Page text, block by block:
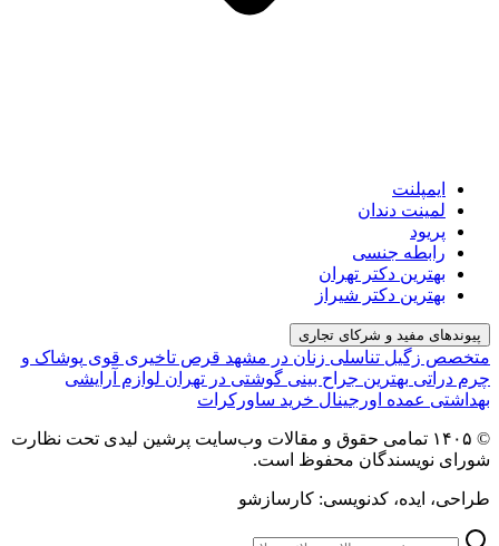
ایمپلنت
لمینت دندان
پریود
رابطه جنسی
بهترین دکتر تهران
بهترین دکتر شیراز
پیوندهای مفید و شرکای تجاری
متخصص زگیل تناسلی زنان در مشهد قرص تاخیری قوی پوشاک و
چرم دراتی بهترین جراح بینی گوشتی در تهران لوازم آرایشی
بهداشتی عمده اورجینال خرید ساورکرات
© ۱۴۰۵ تمامی حقوق و مقالات وب‌سایت پرشین لیدی تحت نظارت
شورای نویسندگان محفوظ است.
طراحی، ایده، کدنویسی: کارسازشو